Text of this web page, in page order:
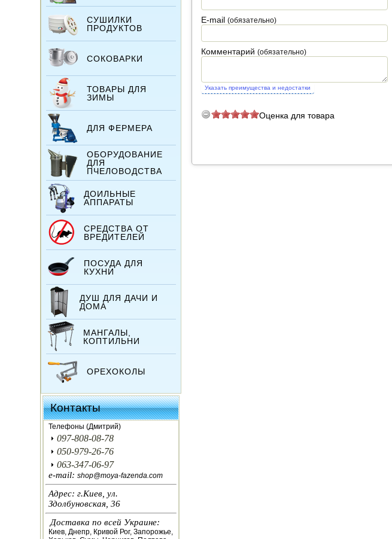
СУШИЛКИ
ПРОДУКТОВ
СОКОВАРКИ
ТОВАРЫ ДЛЯ
ЗИМЫ
ДЛЯ ФЕРМЕРА
ОБОРУДОВАНИЕ
ДЛЯ
ПЧЕЛОВОДСТВА
ДОИЛЬНЫЕ
АППАРАТЫ
СРЕДСТВА ОТ
ВРЕДИТЕЛЕЙ
ПОСУДА ДЛЯ
КУХНИ
ДУШ ДЛЯ ДАЧИ И
ДОМА
МАНГАЛЫ,
КОПТИЛЬНИ
ОРЕХОКОЛЫ
ИНКУБАТОРЫ
ЗЕРНОДРОБИЛКИ
КОРМОРЕЗКИ
СОЛОМОРЕЗКИ
АВТОКЛАВЫ
ДЛЯ ОГОРОДА
Контакты
Телефоны (Дмитрий)
097-808-08-78
050-979-26-76
063-347-06-97
e-mail:shop@moya-fazenda.com
Адрес: г.Киев, ул.
Здолбуновская, 36
Доставка по всей Украине:
Киев, Днепр, Кривой Рог, Запорожье,
E-mail(обязательно)
Комментарий(обязательно)
Указать преимущества и недостатки
Оценка для товара